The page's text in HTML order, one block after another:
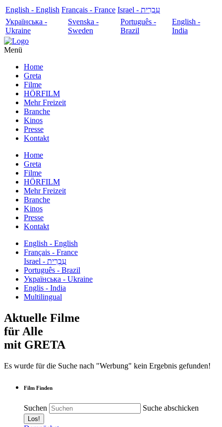
English - English Français - France
עִבְרִית - Israel
Українська -
Ukraine
Svenska -
Sweden
Português -
Brazil
English -
India
Menü
Home
Greta
Filme
HÖRFILM
Mehr Freizeit
Branche
Kinos
Presse
Kontakt
Home
Greta
Filme
HÖRFILM
Mehr Freizeit
Branche
Kinos
Presse
Kontakt
English - English
Français - France
עִבְרִית - Israel
Português - Brazil
Українська - Ukraine
Englis - India
Multilingual
Aktuelle Filme
für Alle
mit GRETA
Es wurde für die Suche nach "Werbung" kein Ergebnis gefunden!
Film Finden
Suchen Suche abschicken